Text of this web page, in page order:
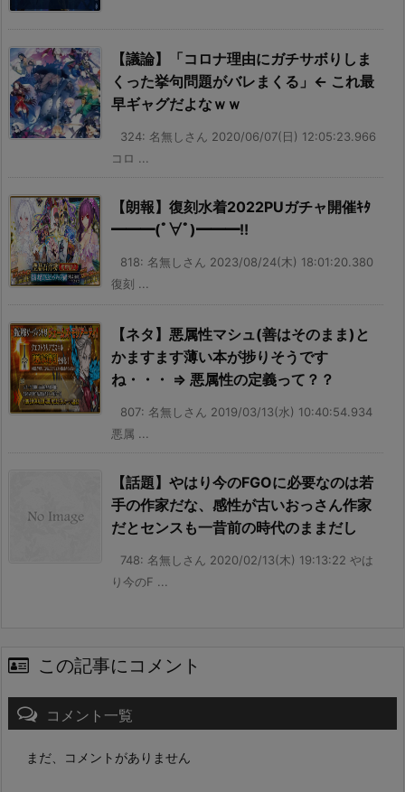
【議論】「コロナ理由にガチサボりしま
くった挙句問題がバレまくる」← これ最
早ギャグだよなｗｗ
324: 名無しさん 2020/06/07(日) 12:05:23.966
コロ ...
【朗報】復刻水着2022PUガチャ開催ｷﾀ
━━━(ﾟ∀ﾟ)━━━!!
818: 名無しさん 2023/08/24(木) 18:01:20.380
復刻 ...
【ネタ】悪属性マシュ(善はそのまま)と
かますます薄い本が捗りそうです
ね・・・ ⇒ 悪属性の定義って？？
807: 名無しさん 2019/03/13(水) 10:40:54.934
悪属 ...
【話題】やはり今のFGOに必要なのは若
手の作家だな、感性が古いおっさん作家
だとセンスも一昔前の時代のままだし
748: 名無しさん 2020/02/13(木) 19:13:22 やは
り今のF ...
この記事にコメント
コメント一覧
まだ、コメントがありません